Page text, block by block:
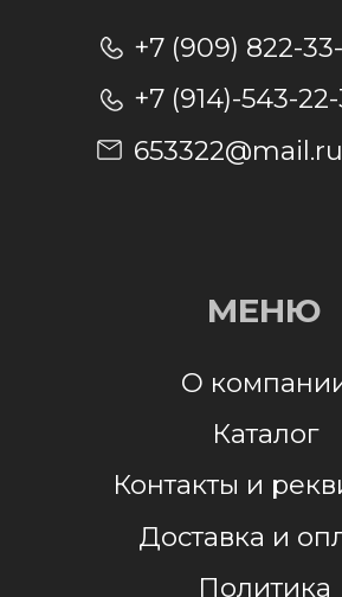
Отправляя заявку, я даю согласие на
обработку персональных данных